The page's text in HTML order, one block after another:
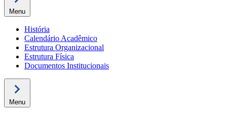
Menu
História
Calendário Acadêmico
Estrutura Organizacional
Estrutura Física
Documentos Institucionais
Menu